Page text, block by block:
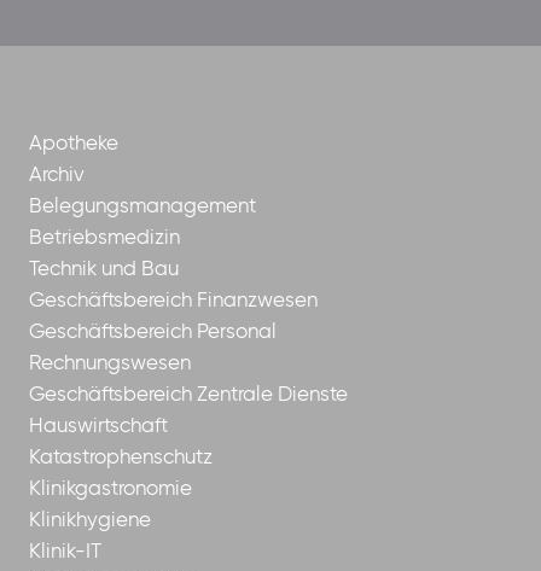
Apotheke
Archiv
Belegungsmanagement
Betriebsmedizin
Technik und Bau
Geschäftsbereich Finanzwesen
Geschäftsbereich Personal
Rechnungswesen
Geschäftsbereich Zentrale Dienste
Hauswirtschaft
Katastrophenschutz
Klinikgastronomie
Klinikhygiene
Klinik-IT